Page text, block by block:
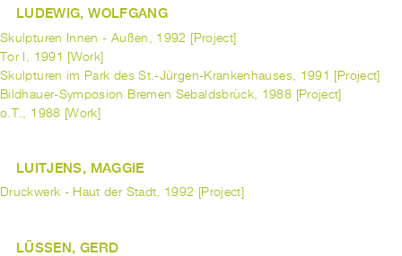
LUDEWIG, WOLFGANG
Skulpturen Innen - Außen, 1992 [Project]
Tor I, 1991 [Work]
Skulpturen im Park des St.-Jürgen-Krankenhauses, 1991 [Project]
Bildhauer-Symposion Bremen Sebaldsbrück, 1988 [Project]
o.T., 1988 [Work]
LUITJENS, MAGGIE
Druckwerk - Haut der Stadt, 1992 [Project]
LÜSSEN, GERD